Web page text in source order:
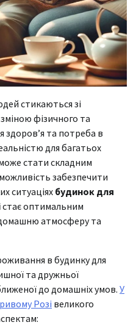
стикаються зі
зміною фізичного та
здоров’я та потреба в
для багатьох
стати складним
забезпечити
ситуаціях будинок для
стає оптимальним
домашню атмосферу та
в будинку для
та дружньої
до домашніх умов. У
Розі великого